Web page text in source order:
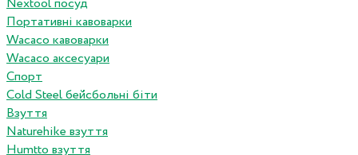
Nextool посуд
Портативні кавоварки
Wacaco кавоварки
Wacaco аксесуари
Спорт
Cold Steel бейсбольні біти
Взуття
Naturehike взуття
Humtto взуття